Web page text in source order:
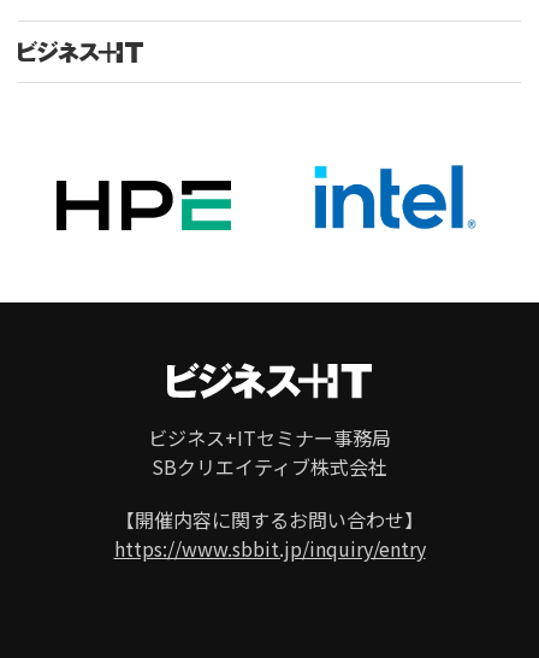
ビジネス+ITセミナー事務局
SBクリエイティブ株式会社
【開催内容に関するお問い合わせ】
https://www.sbbit.jp/inquiry/entry